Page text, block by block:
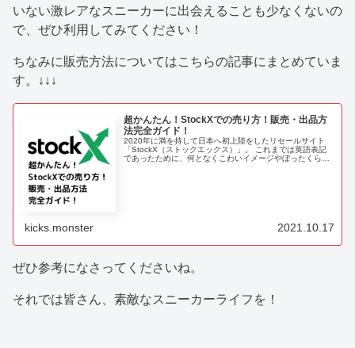
いない激レアなスニーカーに出会えることも少なくないの
で、ぜひ利用してみてください！
ちなみに販売方法についてはこちらの記事にまとめていま
す。↓↓↓
超かんたん！StockXでの売り方！販売・出品方
法完全ガイド！
2020年に満を持して日本へ初上陸をしたリセールサイト
「StockX（ストックエックス）」。 これまでは英語表記
であったために、何となくこわいイメージやぼったくられ
kicks.monster 2021.10.17
ぜひ参考になさってくださいね。
それでは皆さん、素敵なスニーカーライフを！